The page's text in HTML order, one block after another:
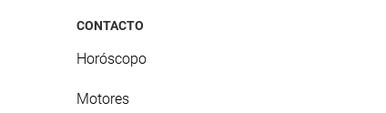
CONTACTO
Horóscopo
Motores